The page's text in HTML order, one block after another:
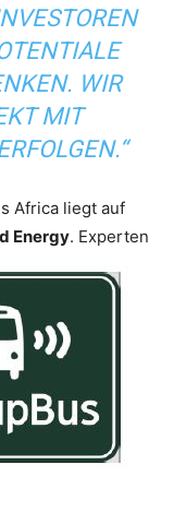
WIR
MIT
Africa liegt auf
Energy. Experten